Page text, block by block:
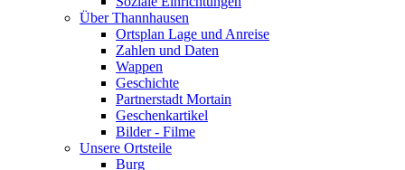
Über Thannhausen
Ortsplan Lage und Anreise
Zahlen und Daten
Wappen
Geschichte
Partnerstadt Mortain
Geschenkartikel
Bilder - Filme
Unsere Ortsteile
Burg